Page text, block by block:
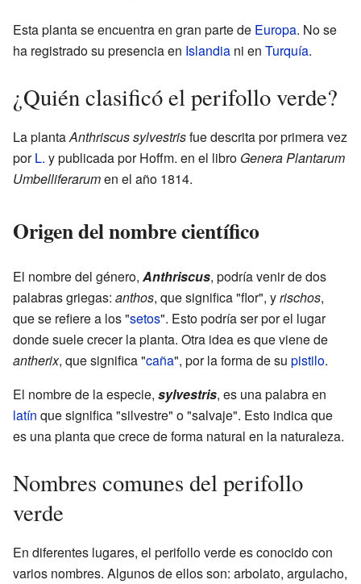
Esta planta se encuentra en gran parte de Europa. No se
ha registrado su presencia en Islandia ni en Turquía.
¿Quién clasificó el perifollo verde?
La plantaAnthriscus sylvestrisfue descrita por primera vez
porL. y publicada por Hoffm. en el libro Genera Plantarum
Umbelliferarumen el año 1814.
Origen del nombre científico
El nombre del género, Anthriscus, podría venir de dos
palabras griegas: anthos, que significa "flor", yrischos,
que se refiere a los "setos". Esto podría ser por el lugar
donde suele crecer la planta. Otra idea es que viene de
antherix, que significa "caña", por la forma de su pistilo.
El nombre de la especie, sylvestris, es una palabra en
latín que significa "silvestre" o "salvaje". Esto indica que
es una planta que crece de forma natural en la naturaleza.
Nombres comunes del perifollo
verde
En diferentes lugares, el perifollo verde es conocido con
varios nombres. Algunos de ellos son: arbolato, argulacho,